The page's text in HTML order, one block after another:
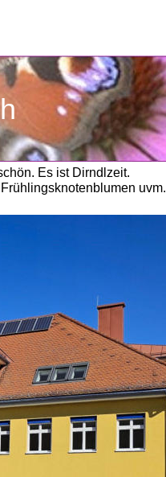
Es ist Dirndlzeit.
uvm.